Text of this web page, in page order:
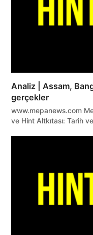
Analiz | Assam,
gerçekler
www.mepanews.com
ve Hint Altkıtası: Tarih